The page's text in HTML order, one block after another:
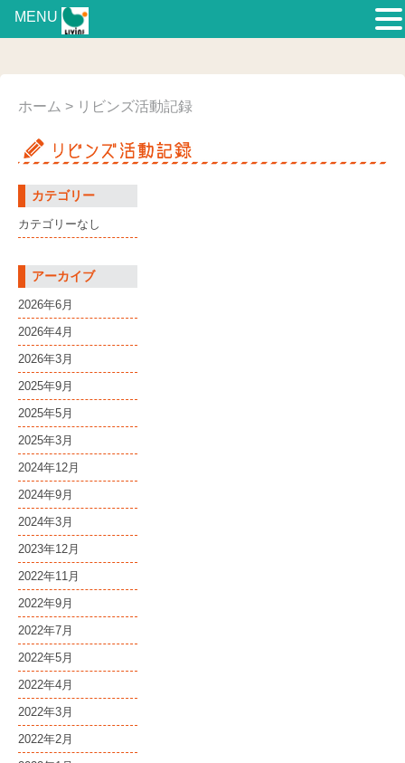
ホーム > リビンズ活動記録
カテゴリー
カテゴリーなし
アーカイブ
2026年6月
2026年4月
2026年3月
2025年9月
2025年5月
2025年3月
2024年12月
2024年9月
2024年3月
2023年12月
2022年11月
2022年9月
2022年7月
2022年5月
2022年4月
2022年3月
2022年2月
MENU